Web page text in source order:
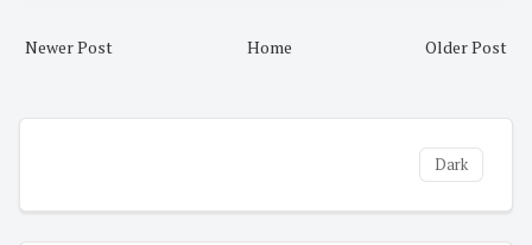
Newer Post Older Post
Home
Dark